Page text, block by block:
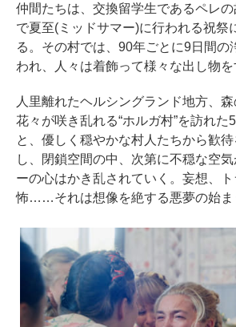
仲間たちは、交換留学生であるペレ
で夏至(ミッドサマー)に行われる祝祭
る。その村では、90年ごとに9日間の
われ、人々は着飾って様々な出し物を
人里離れたヘルシングランド地方、
花々が咲き乱れる“ホルガ村”を訪れた
と、優しく穏やかな村人たちから歓
し、閉鎖空間の中、次第に不穏な空
ーの心はかき乱されていく。妄想、
怖……それは想像を絶する悪夢の始ま